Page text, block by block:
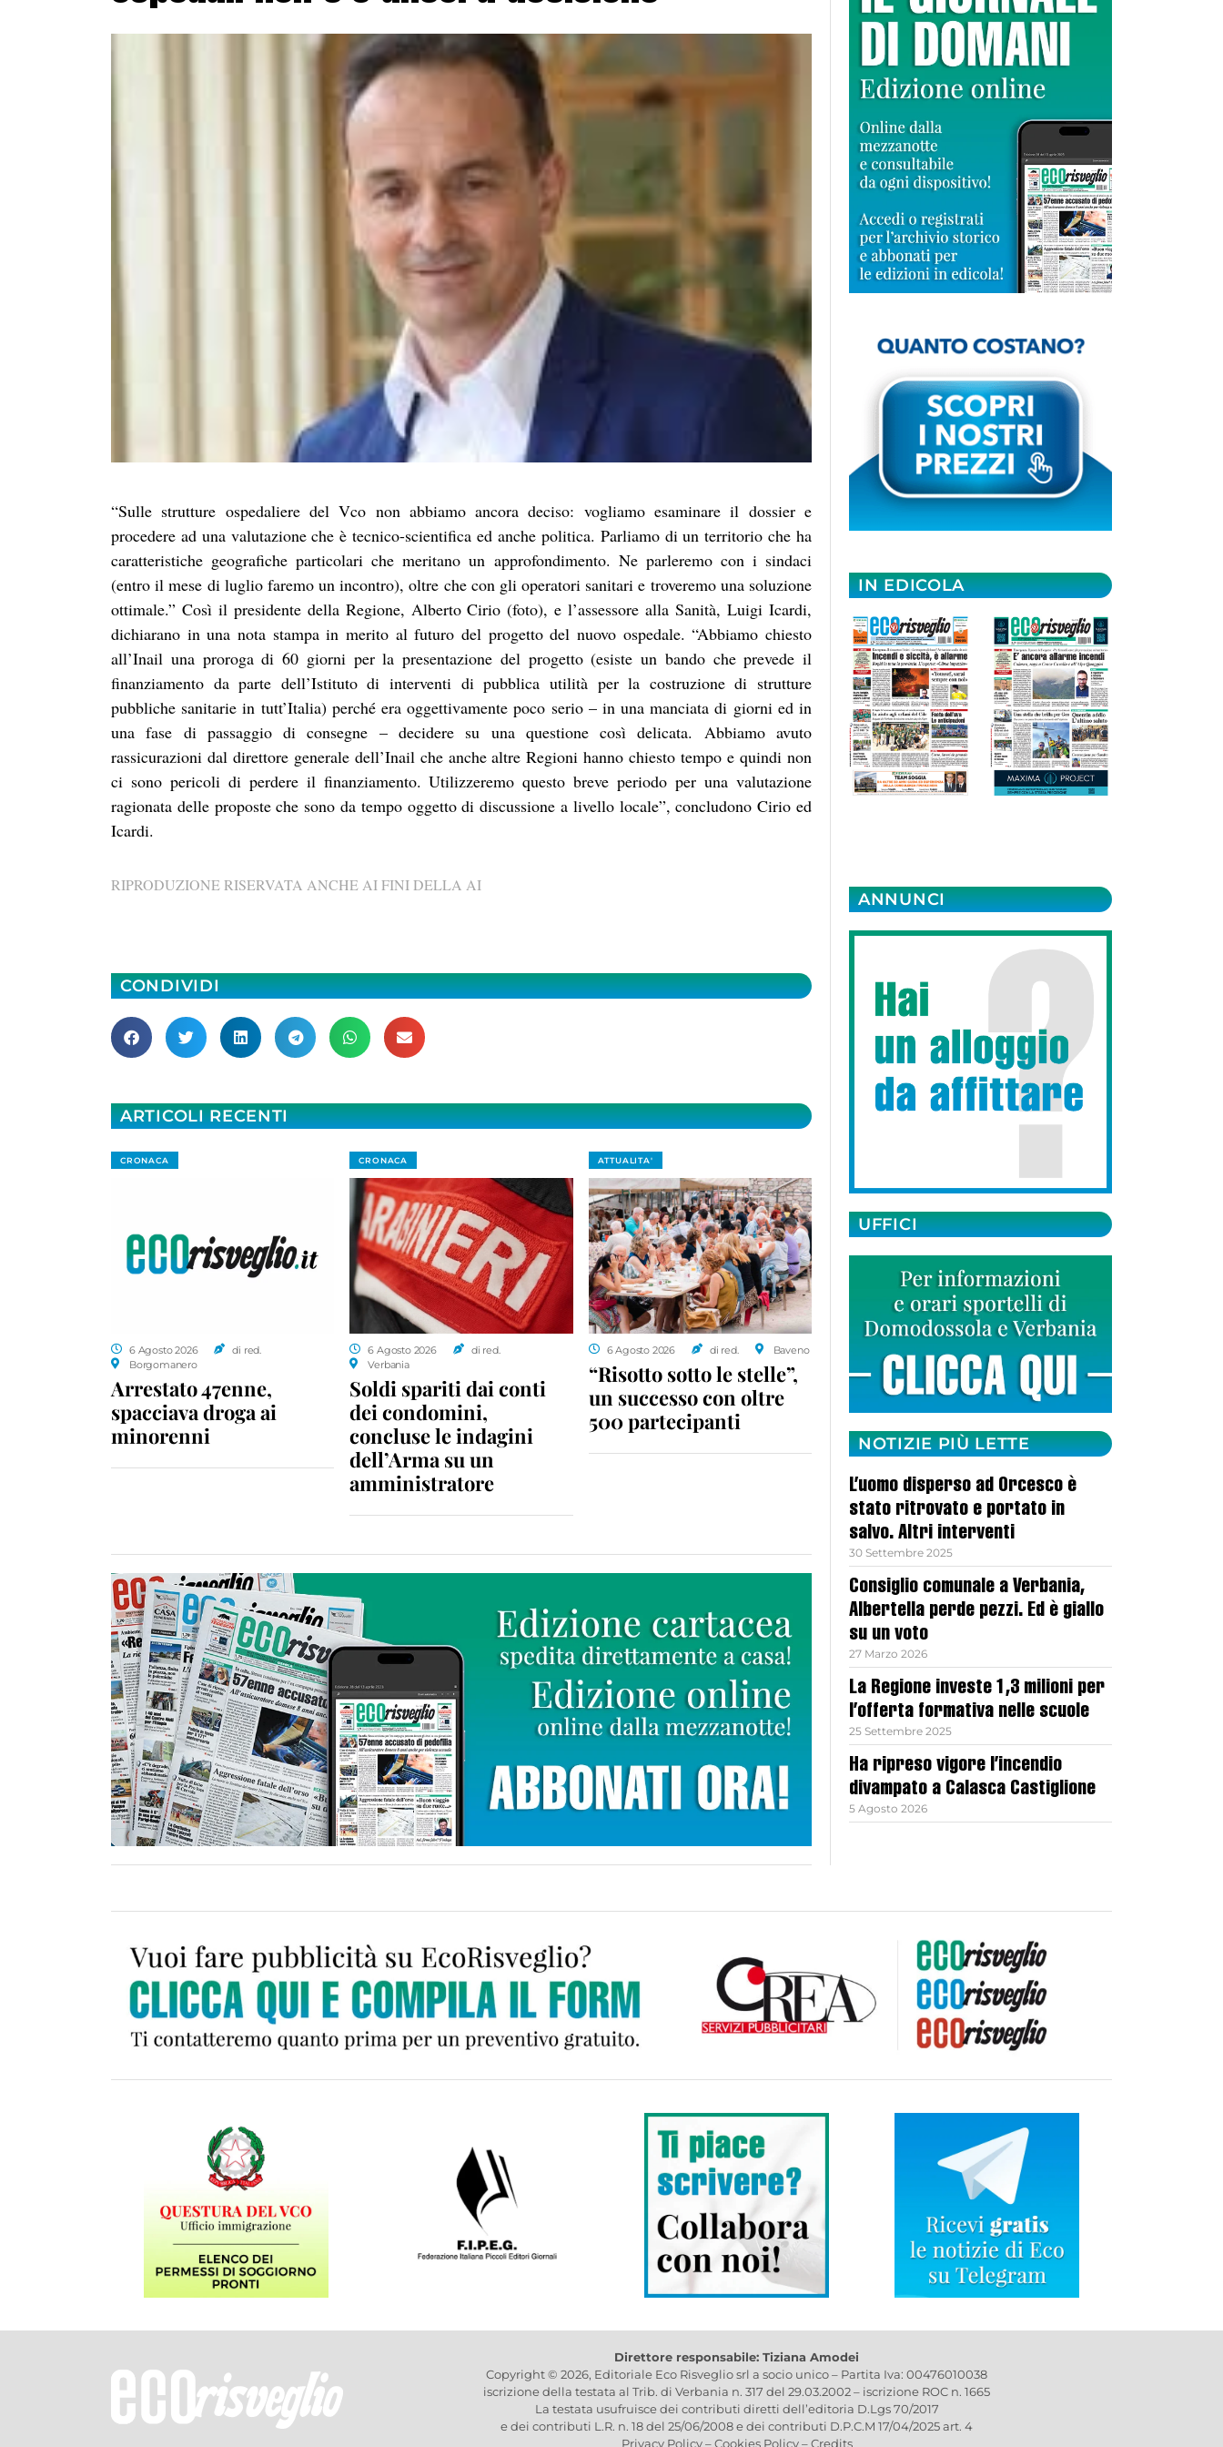
“Sulle strutture ospedaliere del Vco non abbiamo ancora deciso: vogliamo esaminare il dossier e
procedere ad una valutazione che è tecnico-scientifica ed anche politica. Parliamo di un territorio che ha
caratteristiche geografiche particolari che meritano un approfondimento. Ne parleremo con i sindaci
(entro il mese di luglio faremo un incontro), oltre che con gli operatori sanitari e troveremo una soluzione
ottimale.” Così il presidente della Regione, Alberto Cirio (foto), e l’assessore alla Sanità, Luigi Icardi,
dichiarano in una nota stampa in merito al futuro del progetto del nuovo ospedale. “Abbiamo chiesto
all’Inail una proroga di 60 giorni per la presentazione del progetto (esiste un bando che prevede il
finanziamento da parte dell’Istituto di interventi di pubblica utilità per la costruzione di strutture
pubbliche sanitarie in tutt’Italia) perché era oggettivamente poco serio – in una manciata di giorni ed in
una fase di passaggio di consegne – decidere su una questione così delicata. Abbiamo avuto
rassicurazioni dal direttore generale dell’Inail che anche altre Regioni hanno chiesto tempo e quindi non
ci sono pericoli di perdere il finanziamento. Utilizzeremo questo breve periodo per una valutazione
ragionata delle proposte che sono da tempo oggetto di discussione a livello locale”, concludono Cirio ed
Icardi.
RIPRODUZIONE RISERVATA ANCHE AI FINI DELLA AI
CONDIVIDI
ARTICOLI RECENTI
CRONACA
6 Agosto 2026
di red.
Borgomanero
Arrestato 47enne,
spacciava droga ai
minorenni
CRONACA
6 Agosto 2026
di red.
Verbania
Soldi spariti dai conti
dei condomini,
concluse le indagini
dell’Arma su un
amministratore
ATTUALITA'
6 Agosto 2026 di red. Baveno
“Risotto sotto le stelle”,
un successo con oltre
500 partecipanti
IN EDICOLA
ANNUNCI
UFFICI
NOTIZIE PIÙ LETTE
L’uomo disperso ad Orcesco è
stato ritrovato e portato in
salvo. Altri interventi
30 Settembre 2025
Consiglio comunale a Verbania,
Albertella perde pezzi. Ed è giallo
su un voto
27 Marzo 2026
La Regione investe 1,3 milioni per
l’offerta formativa nelle scuole
25 Settembre 2025
Ha ripreso vigore l’incendio
divampato a Calasca Castiglione
5 Agosto 2026
Direttore responsabile: Tiziana Amodei
Copyright © 2026, Editoriale Eco Risveglio srl a socio unico – Partita Iva: 00476010038
iscrizione della testata al Trib. di Verbania n. 317 del 29.03.2002 – iscrizione ROC n. 1665
La testata usufruisce dei contributi diretti dell’editoria D.Lgs 70/2017
e dei contributi L.R. n. 18 del 25/06/2008 e dei contributi D.P.C.M 17/04/2025 art. 4
Privacy Policy–Cookies Policy–Credits